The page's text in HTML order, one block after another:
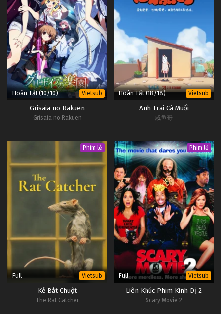
Hoàn Tất (10/10) Vietsub
Grisaia no Rakuen
Grisaia no Rakuen
Hoàn Tất (18/18) Vietsub
Anh Trai Cá Muối
咸鱼哥
Phim lẻ
Full Vietsub
Kẻ Bắt Chuột
The Rat Catcher
Phim lẻ
Full Vietsub
Liên Khúc Phim Kinh Dị 2
Scary Movie 2